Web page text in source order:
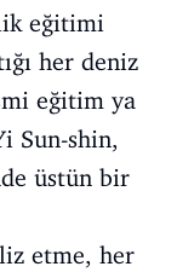
eğitimi
her deniz
eğitim ya
Sun-shin,
üstün bir
etme, her